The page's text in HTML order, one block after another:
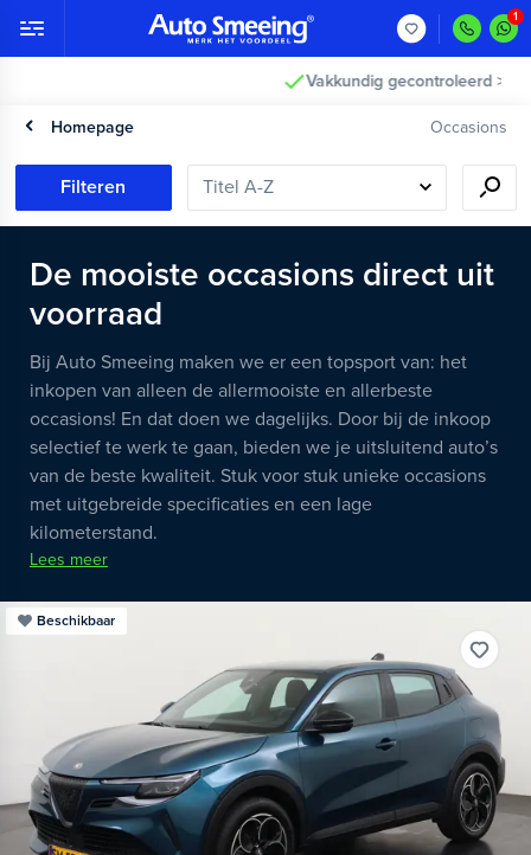
Vakkundig gecontroleerd >
Homepage Occasions
Filteren
De mooiste occasions direct uit
voorraad
Bij Auto Smeeing maken we er een topsport van: het
inkopen van alleen de allermooiste en allerbeste
occasions! En dat doen we dagelijks. Door bij de inkoop
selectief te werk te gaan, bieden we je uitsluitend auto’s
van de beste kwaliteit. Stuk voor stuk unieke occasions
met uitgebreide specificaties en een lage
kilometerstand.
Lees meer
Beschikbaar